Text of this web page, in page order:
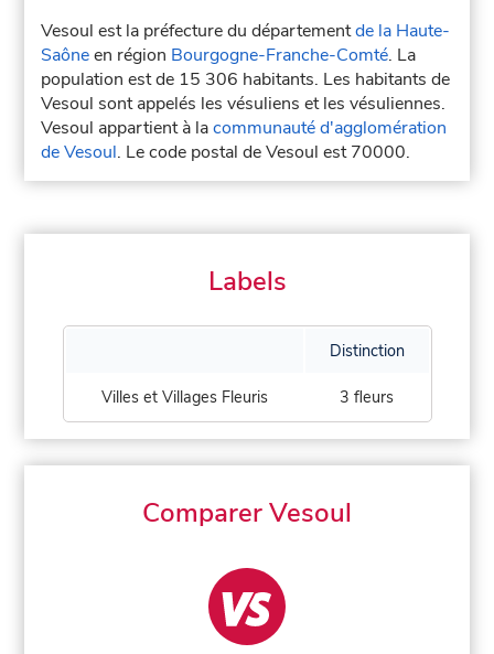
Vesoul est la préfecture du départementde la Haute-
Saôneen région Bourgogne-Franche-Comté. La
population est de 15 306 habitants. Les habitants de
Vesoul sont appelés les vésuliens et les vésuliennes.
Vesoul appartient à lacommunauté d'agglomération
de Vesoul. Le code postal de Vesoul est 70000.
Labels
Distinction
Villes et Villages Fleuris 3 fleurs
Comparer Vesoul